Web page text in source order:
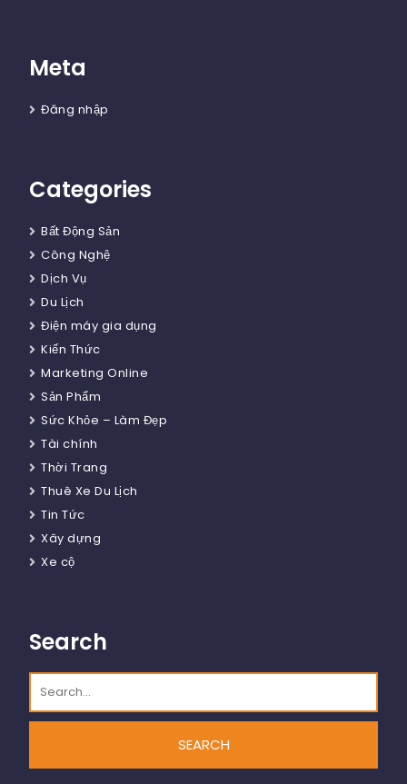
Meta
Đăng nhập
Categories
Bất Động Sản
Công Nghệ
Dịch Vụ
Du Lịch
Điện máy gia dụng
Kiến Thức
Marketing Online
Sản Phẩm
Sức Khỏe – Làm Đẹp
Tài chính
Thời Trang
Thuê Xe Du Lịch
Tin Tức
Xây dựng
Xe cộ
Search